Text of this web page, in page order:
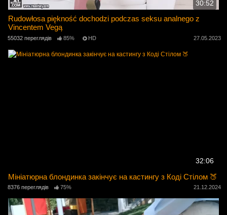
30:52
Rudowłosa piękność dochodzi podczas seksu analnego z
Vincentem Vegą
55032 переглядів 85% HD 27.05.2023
32:06
Мініатюрна блондинка закінчує на кастингу з Коді Стілом 🍑
8376 переглядів 75% 21.12.2024